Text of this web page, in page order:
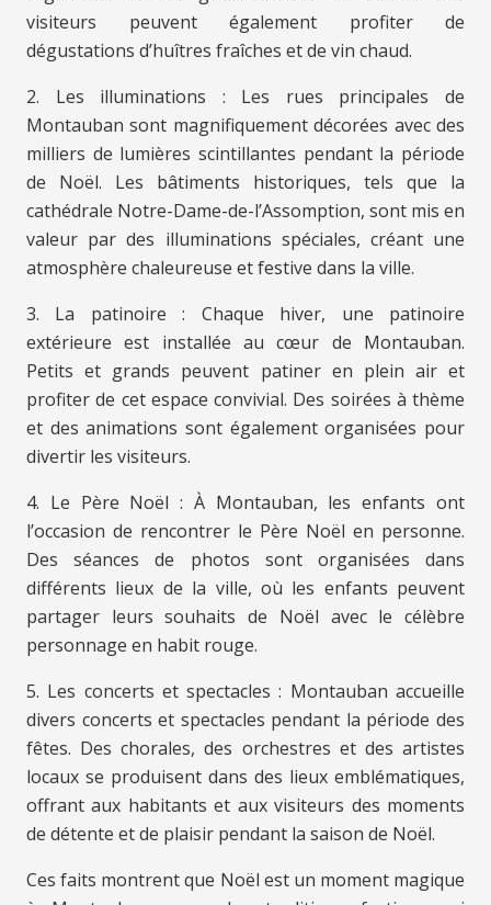
visiteurs peuvent également profiter de
dégustations d’huîtres fraîches et de vin chaud.
2. Les illuminations : Les rues principales de
Montauban sont magnifiquement décorées avec des
milliers de lumières scintillantes pendant la période
de Noël. Les bâtiments historiques, tels que la
cathédrale Notre-Dame-de-l’Assomption, sont mis en
valeur par des illuminations spéciales, créant une
atmosphère chaleureuse et festive dans la ville.
3. La patinoire : Chaque hiver, une patinoire
extérieure est installée au cœur de Montauban.
Petits et grands peuvent patiner en plein air et
profiter de cet espace convivial. Des soirées à thème
et des animations sont également organisées pour
divertir les visiteurs.
4. Le Père Noël : À Montauban, les enfants ont
l’occasion de rencontrer le Père Noël en personne.
Des séances de photos sont organisées dans
différents lieux de la ville, où les enfants peuvent
partager leurs souhaits de Noël avec le célèbre
personnage en habit rouge.
5. Les concerts et spectacles : Montauban accueille
divers concerts et spectacles pendant la période des
fêtes. Des chorales, des orchestres et des artistes
locaux se produisent dans des lieux emblématiques,
offrant aux habitants et aux visiteurs des moments
de détente et de plaisir pendant la saison de Noël.
Ces faits montrent que Noël est un moment magique